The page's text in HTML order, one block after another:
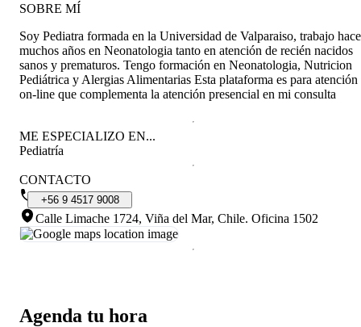
Agenda tu hora
SOBRE MÍ
Soy Pediatra formada en la Universidad de Valparaiso, trabajo hace
muchos años en Neonatologia tanto en atención de recién nacidos
sanos y prematuros. Tengo formación en Neonatologia, Nutricion
Pediátrica y Alergias Alimentarias Esta plataforma es para atención
on-line que complementa la atención presencial en mi consulta
ME ESPECIALIZO EN...
Pediatría
CONTACTO
+56 9 4517 9008
Calle Limache 1724, Viña del Mar, Chile. Oficina 1502